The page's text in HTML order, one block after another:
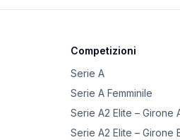
Competizioni
Serie A
Serie A Femminile
Serie A2 Elite – Girone
Serie A2 Elite – Girone